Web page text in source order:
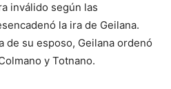
inválido según las
la ira de Geilana.
de su esposo, Geilana ordenó
y Totnano.